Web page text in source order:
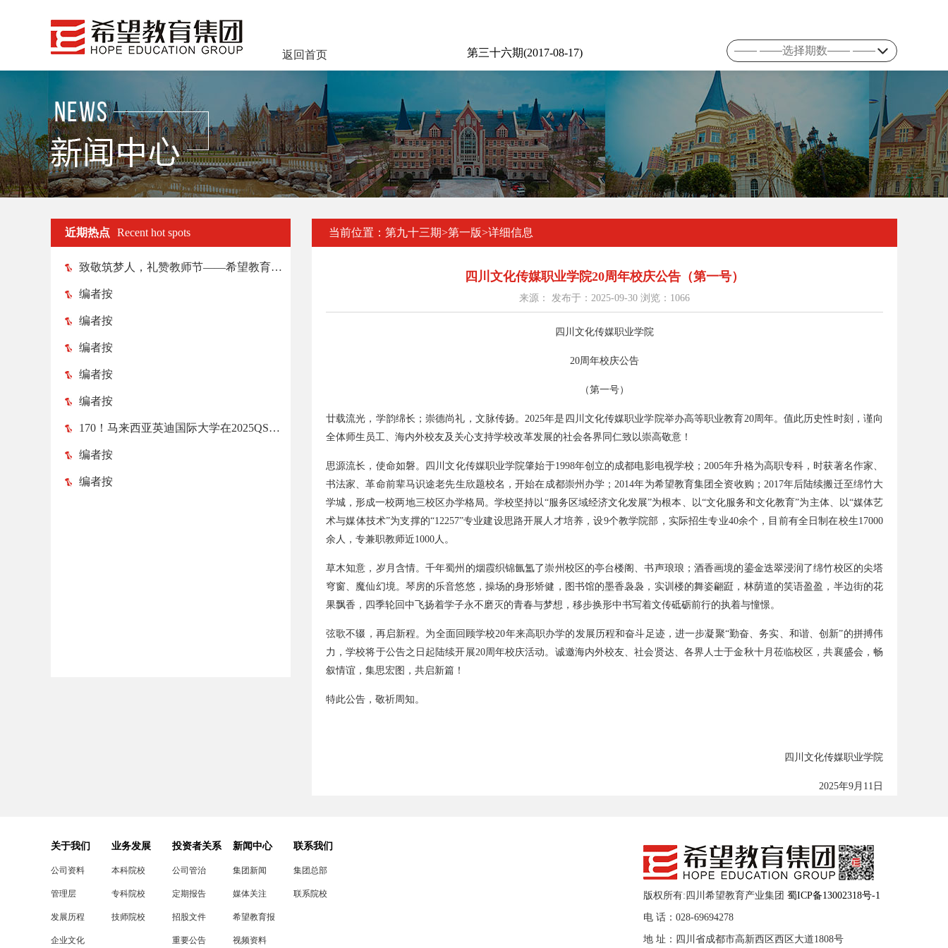
返回首页 第三十六期(2017-08-17)
近期热点 Recent hot spots
致敬筑梦人，礼赞教师节——希望教育各院校纷纷举行教师节庆祝活动
编者按
编者按
编者按
编者按
编者按
170！马来西亚英迪国际大学在2025QS亚洲大学排名榜中跃升52位！
编者按
编者按
当前位置： 第九十三期>第一版>详细信息
四川文化传媒职业学院20周年校庆公告（第一号）
来源： 发布于：2025-09-30 浏览：1066
四川文化传媒职业学院
20周年校庆公告
（第一号）
廿载流光，学韵绵长；崇德尚礼，文脉传扬。2025年是四川文化传媒职业学院举办高等职业教育20周年。值此历史性时刻，谨向
全体师生员工、海内外校友及关心支持学校改革发展的社会各界同仁致以崇高敬意！
思源流长，使命如磐。四川文化传媒职业学院肇始于1998年创立的成都电影电视学校；2005年升格为高职专科，时获著名作家、
书法家、革命前辈马识途老先生欣题校名，开始在成都崇州办学；2014年为希望教育集团全资收购； 2017年后陆续搬迁至绵竹大
学城，形成一校两地三校区办学格局。学校坚持以“服务区域经济文化发展”为根本、以“文化服务和文化教育”为主体、以“媒体艺
术与媒体技术”为支撑的“12257”专业建设思路开展人才培养，设9个教学院部，实际招生专业40余个，目前有全日制在校生17000
余人，专兼职教师近1000人。
草木知意，岁月含情。千年蜀州的烟霞织锦氤氲了崇州校区的亭台楼阁、书声琅琅；酒香画境的鎏金迭翠浸润了绵竹校区的尖塔
穹窗、魔仙幻境。琴房的乐音悠悠，操场的身形矫健，图书馆的墨香袅袅，实训楼的舞姿翩跹，林荫道的笑语盈盈，半边街的花
果飘香，四季轮回中飞扬着学子永不磨灭的青春与梦想，移步换形中书写着文传砥砺前行的执着与憧憬。
弦歌不辍，再启新程。为全面回顾学校20年来高职办学的发展历程和奋斗足迹，进一步凝聚“勤奋、务实、和谐、创新”的拼搏伟
力，学校将于公告之日起陆续开展20周年校庆活动。诚邀海内外校友、社会贤达、各界人士于金秋十月莅临校区，共襄盛会，畅
叙情谊，集思宏图，共启新篇！
特此公告，敬祈周知。
四川文化传媒职业学院
2025年9月 11 日
关于我们
公司资料
管理层
发展历程
企业文化
业务发展
本科院校
专科院校
技师院校
投资者关系
公司管治
定期报告
招股文件
重要公告
新闻中心
集团新闻
媒体关注
希望教育报
视频资料
联系我们
集团总部
联系院校 版权所有:四川希望教育产业集团 蜀ICP备13002318号-1
电 话：028-69694278
地 址：四川省成都市高新西区西区大道1808号